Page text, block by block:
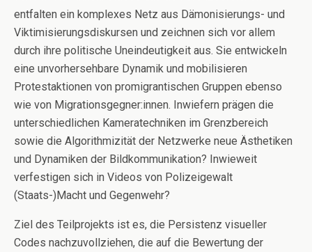
entfalten ein komplexes Netz aus Dämonisierungs- und
Viktimisierungsdiskursen und zeichnen sich vor allem
durch ihre politische Uneindeutigkeit aus. Sie entwickeln
eine unvorhersehbare Dynamik und mobilisieren
Protestaktionen von promigrantischen Gruppen ebenso
wie von Migrationsgegner:innen. Inwiefern prägen die
unterschiedlichen Kameratechniken im Grenzbereich
sowie die Algorithmizität der Netzwerke neue Ästhetiken
und Dynamiken der Bildkommunikation? Inwieweit
verfestigen sich in Videos von Polizeigewalt
(Staats-)Macht und Gegenwehr?
Ziel des Teilprojekts ist es, die Persistenz visueller
Codes nachzuvollziehen, die auf die Bewertung der